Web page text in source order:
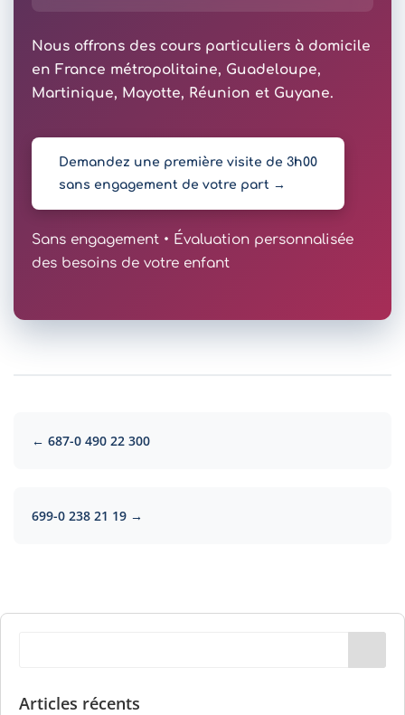
Nous offrons des cours particuliers à domicile
en France métropolitaine, Guadeloupe,
Martinique, Mayotte, Réunion et Guyane.
Demandez une première visite de 3h00
sans engagement de votre part →
Sans engagement • Évaluation personnalisée
des besoins de votre enfant
← 687-0 490 22 300
699-0 238 21 19 →
Articles récents